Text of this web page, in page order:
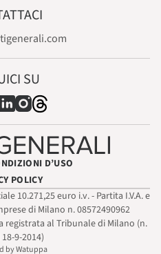
SU
D’USO
POLICY
10.271,25 euro i.v. - Partita I.V.A. e
di Milano n. 08572490962
al Tribunale di Milano (n.
9-2014)
by Watuppa